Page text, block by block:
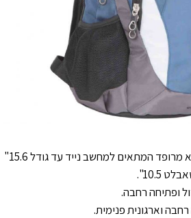
תא מרכזי גדול עם תא מרופד המתאים למחשב נייד עד גודל 15.6"
10.5".
ופתיחה רחבה.
וארגונית פנימית.